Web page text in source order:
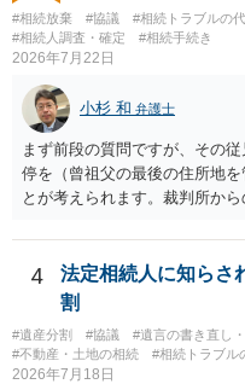
様の意に反する遺産分割協議
であること からすると、実際
性はそれほど高くない（立証
言えると思います。
#相続放棄 #協議 #相続トラブルの
#相続人調査・確定
#相続手続き
2026年7月22日
小杉 和 弁護士
まず前段の質問ですが、その
停を（曾祖父の最後の住所地
とが考えられます。裁判所か
能と思われます。時間が思っ
揃える必要があります。その
4
法定相続人に知らさ
割
#遺産分割 #協議 #遺言の書き直し
#不動産・土地の相続
#相続トラブル
2026年7月18日